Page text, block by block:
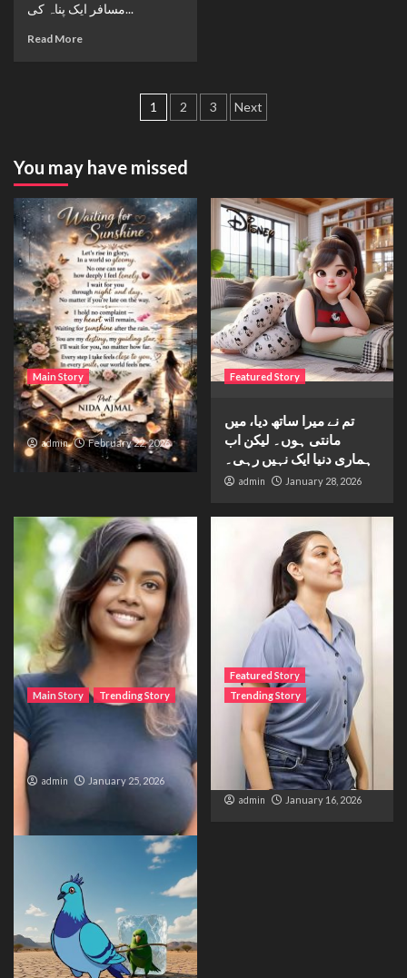
مسافر ایک پناہ کی...
Read More
Posts
1 2 3 Next
You may have missed
Main Story
Waiting for sunshine
admin February 22, 2026
Featured Story
تم نے میرا ساتھ دیا، میں
مانتی ہوں۔ لیکن اب
ہماری دنیا ایک نہیں رہی۔
admin January 28, 2026
Main Story Trending Story
The Bride from the
Accident
admin January 25, 2026
Featured Story
Trending Story
The Silent Wait – A Life
Trapped Between
Distance and Duty
admin January 16, 2026